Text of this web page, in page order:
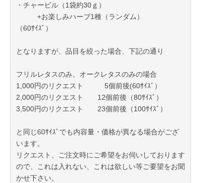
・チャービル（1袋約30ｇ）
+お楽しみハーブ1種（ランダム）
（60ｻｲｽﾞ）
となりますが、品目を絞った場合、下記の通り
フリルレタスのみ、オークレタスのみの場合
1,000円のリクエスト 5個前後(60ｻｲｽﾞ）
2,000円のリクエスト 12個前後（80ｻｲｽﾞ）
3,500円のリクエスト 23個前後（100ｻｲｽﾞ）
と同じ60ｻｲｽﾞでも内容量・価格が異なる場合がござ
います。
リクエスト、ご注文時にご希望をお伺いしております
ので、これは入れない、これは欲しい等ご要望をお聞
かせ下さい。